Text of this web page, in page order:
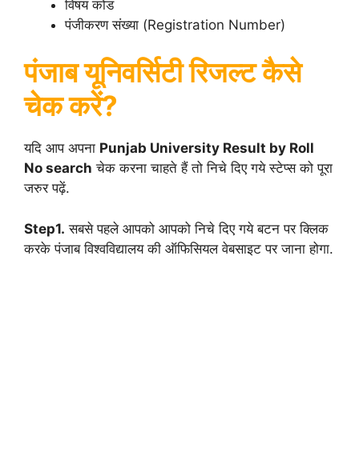
विषय कोड
पंजीकरण संख्या (Registration Number)
पंजाब यूनिवर्सिटी रिजल्ट कैसे
चेक करें?
यदि आप अपना Punjab University Result by Roll
No search चेक करना चाहते हैं तो निचे दिए गये स्टेप्स को पूरा
जरुर पढ़ें.
Step1. सबसे पहले आपको आपको निचे दिए गये बटन पर क्लिक
करके पंजाब विश्वविद्यालय की ऑफिसियल वेबसाइट पर जाना होगा.